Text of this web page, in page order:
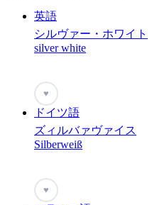
英語
シルヴァー・ホワイト
silver white
♥
ドイツ語
ズィルバァヴァイス
Silberweiß
♥